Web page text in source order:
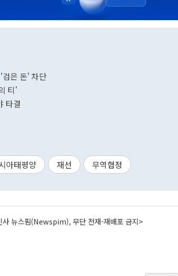
은 돈' 차단
티'
타결
아태평양 재선 무역협정
사 뉴스핌(Newspim), 무단 전재-재배포 금지>